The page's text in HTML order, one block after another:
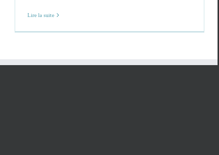
Lire la suite